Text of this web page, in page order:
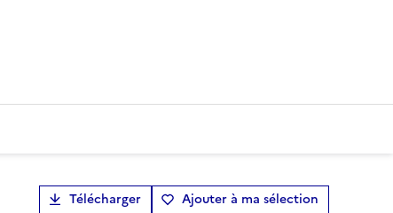
Télécharger Ajouter à ma sélection